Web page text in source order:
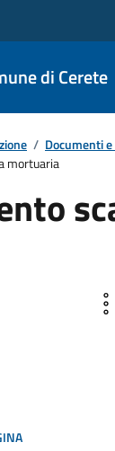
di Cerete
/ Documenti
mortuaria